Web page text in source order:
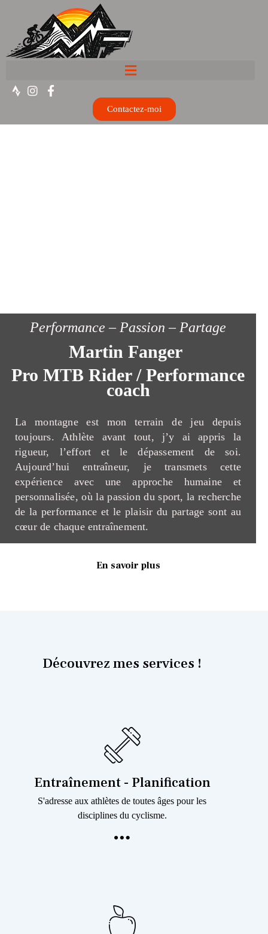
Contactez-moi
Performance – Passion – Partage
Martin Fanger
Pro MTB Rider / Performance
coach
La montagne est mon terrain de jeu depuis
toujours. Athlète avant tout, j’y ai appris la
rigueur, l’effort et le dépassement de soi.
Aujourd’hui entraîneur, je transmets cette
expérience avec une approche humaine et
personnalisée, où la passion du sport, la recherche
de la performance et le plaisir du partage sont au
cœur de chaque entraînement.
En savoir plus
Découvrez mes services !
Entraînement - Planification
S'adresse aux athlètes de toutes âges pour les
disciplines du cyclisme.